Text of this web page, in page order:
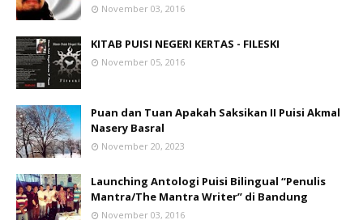
November 03, 2016
KITAB PUISI NEGERI KERTAS - FILESKI
November 05, 2016
Puan dan Tuan Apakah Saksikan II Puisi Akmal
Nasery Basral
November 20, 2023
Launching Antologi Puisi Bilingual “Penulis
Mantra/The Mantra Writer” di Bandung
November 03, 2016